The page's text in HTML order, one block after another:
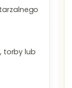
torby lub